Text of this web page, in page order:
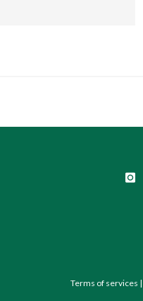
Terms of services |